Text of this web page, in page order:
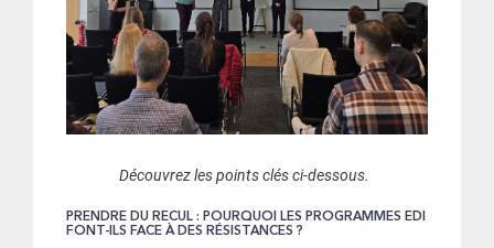
Découvrez les points clés ci-dessous.
PRENDRE DU RECUL : POURQUOI LES PROGRAMMES EDI
FONT-ILS FACE À DES RÉSISTANCES ?